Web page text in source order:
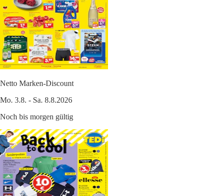
Netto Marken-Discount
Mo. 3.8. - Sa. 8.8.2026
Noch bis morgen gültig